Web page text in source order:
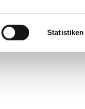
bestimmten
Daten
Statistiken